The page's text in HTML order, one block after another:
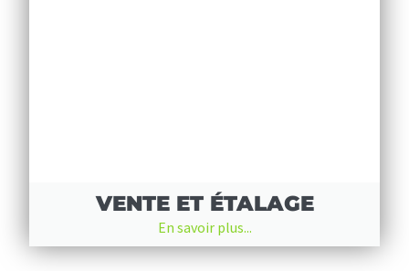
VENTE ET ÉTALAGE
En savoir plus...